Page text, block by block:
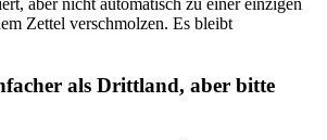
aber nicht automatisch zu einer einzigen
Zettel verschmolzen. Es bleibt
als Drittland, aber bitte